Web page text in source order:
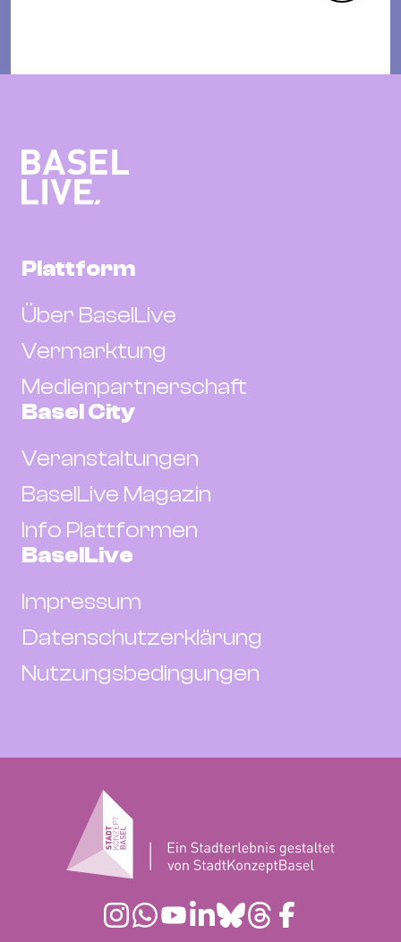
Plattform
Über BaselLive
Vermarktung
Medienpartnerschaft
Basel City
Veranstaltungen
BaselLive Magazin
Info Plattformen
BaselLive
Impressum
Datenschutzerklärung
Nutzungsbedingungen